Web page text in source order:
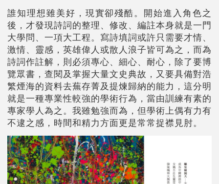
誰知理想雖美好，現實卻殘酷。開始進入角色之
後，才發現詩詞的整理、修改、編註本身就是一門
大學問、一項大工程。寫詩填詞或許只需要才情、
激情、靈感，英雄偉人或散人浪子皆可為之，而為
詩詞作註解，則必須專心、細心、耐心，除了要博
覽眾書，查閱及掌握大量文史典故，又要具備對浩
繁煙海的資料去蕪存菁及提煉歸納的能力，這分明
就是一種專業性較強的學術行為，當由訓練有素的
專家學人為之。我雖勉強而為，但學術上偶有力有
不逮之感，時間和精力方面更是常常捉襟見肘。